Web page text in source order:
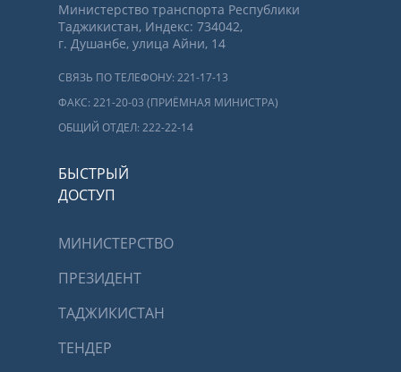
Министерство транспорта Республики
Таджикистан, Индекс: 734042,
г. Душанбе, улица Айни, 14
СВЯЗЬ ПО ТЕЛЕФОНУ: 221-17-13
ФАКС: 221-20-03 (ПРИЁМНАЯ МИНИСТРА)
ОБЩИЙ ОТДЕЛ: 222-22-14
БЫСТРЫЙ
ДОСТУП
МИНИСТЕРСТВО
ПРЕЗИДЕНТ
ТАДЖИКИСТАН
ТЕНДЕР